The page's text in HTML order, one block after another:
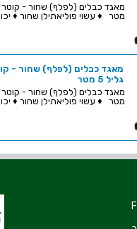
מטר ♦ עשוי פוליאתילן שחור ♦
גליל 5 מטר
מטר ♦ עשוי פוליאתילן שחור ♦